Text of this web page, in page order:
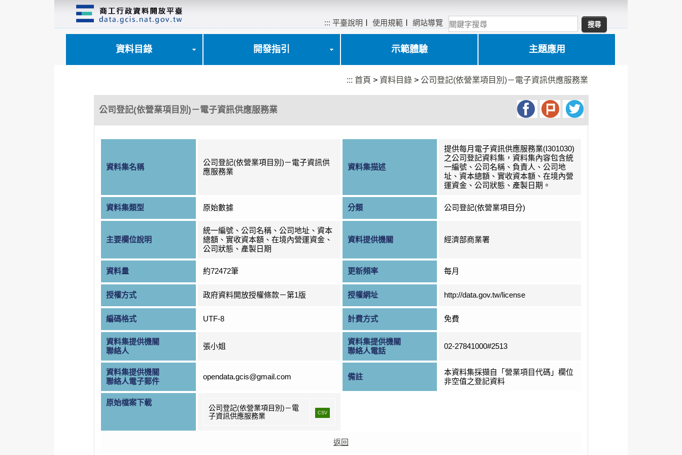
::: 平臺說明 〡使用規範 〡網站導覽
資料目錄 開發指引 示範體驗 主題應用
::: 首頁 >資料目錄 >公司登記(依營業項目別)－電子資訊供應服務業
公司登記(依營業項目別)－電子資訊供應服務業
資料集名稱
公司登記(依營業項目別)－電子資訊供
應服務業
資料集描述
提供每月電子資訊供應服務業(I301030)
之公司登記資料集，資料集內容包含統
一編號、公司名稱、負責人、公司地
址、資本總額、實收資本額、在境內營
運資金、公司狀態、產製日期。
資料集類型 原始數據 分類 公司登記(依營業項目分)
主要欄位說明
統一編號、公司名稱、公司地址、資本
總額、實收資本額、在境內營運資金、
公司狀態、產製日期
資料提供機關 經濟部商業署
資料量 約72472筆 更新頻率 每月
授權方式 政府資料開放授權條款－第1版 授權網址 http://data.gov.tw/license
編碼格式 UTF-8 計費方式 免費
資料集提供機關
聯絡人
張小姐
資料集提供機關
聯絡人電話
02-27841000#2513
資料集提供機關
聯絡人電子郵件
opendata.gcis@gmail.com 備註
本資料集採擷自「營業項目代碼」欄位
非空值之登記資料
原始檔案下載
公司登記(依營業項目別)－電
子資訊供應服務業
CSV
返回